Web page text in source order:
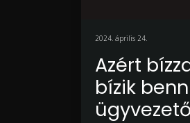
2024. április 24.
Azért
bízik